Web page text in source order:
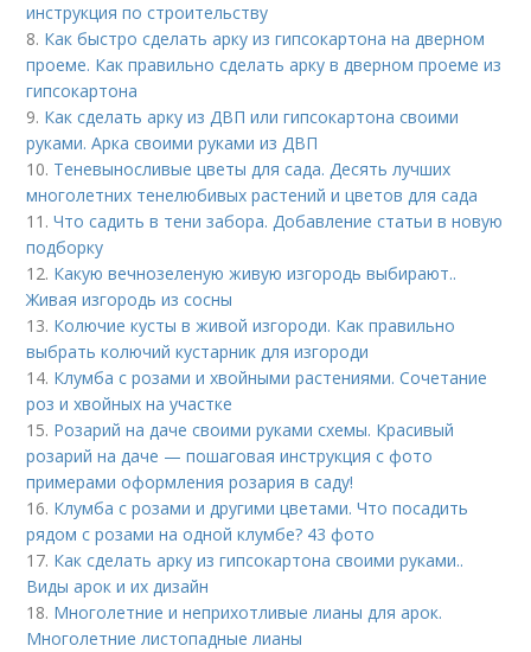
инструкция по строительству
8. Как быстро сделать арку из гипсокартона на дверном
проеме. Как правильно сделать арку в дверном проеме из
гипсокартона
9. Как сделать арку из ДВП или гипсокартона своими
руками. Арка своими руками из ДВП
10. Теневыносливые цветы для сада. Десять лучших
многолетних тенелюбивых растений и цветов для сада
11.Что садить в тени забора. Добавление статьи в новую
подборку
12. Какую вечнозеленую живую изгородь выбирают..
Живая изгородь из сосны
13. Колючие кусты в живой изгороди. Как правильно
выбрать колючий кустарник для изгороди
14. Клумба с розами и хвойными растениями. Сочетание
роз и хвойных на участке
15. Розарий на даче своими руками схемы. Красивый
розарий на даче — пошаговая инструкция с фото
примерами оформления розария в саду!
16. Клумба с розами и другими цветами. Что посадить
рядом с розами на одной клумбе? 43 фото
17. Как сделать арку из гипсокартона своими руками..
Виды арок и их дизайн
18. Многолетние и неприхотливые лианы для арок.
Многолетние листопадные лианы